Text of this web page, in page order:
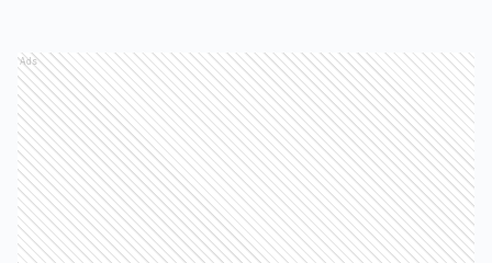
Ads